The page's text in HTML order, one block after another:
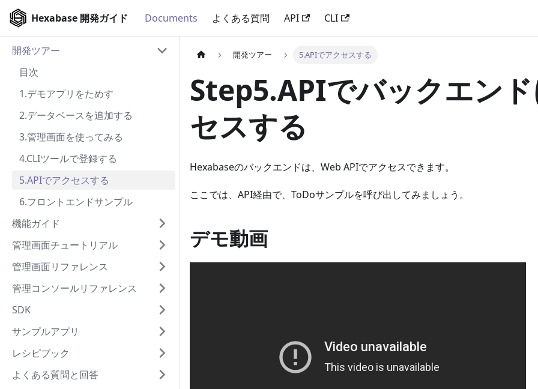
Hexabase 開発ガイド Documents よくある質問 API CLI
開発ツアー
目次
1.デモアプリをためす
2.データベースを追加する
3.管理画面を使ってみる
4.CLIツールで登録する
5.APIでアクセスする
6.フロントエンドサンプル
機能ガイド
管理画面チュートリアル
管理画面リファレンス
管理コンソールリファレンス
SDK
サンプルアプリ
レシピブック
よくある質問と回答
開発ツアー 5.APIでアクセスする
Step5.APIでバックエン
セスする
Hexabaseのバックエンドは、Web APIでアクセスできます。
ここでは、API経由で、ToDoサンプルを呼び出してみましょう。
デモ動画